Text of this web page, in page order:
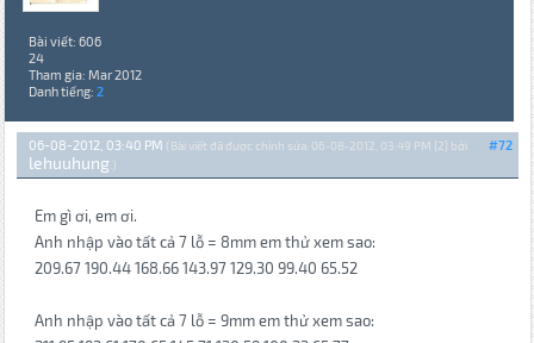
Bài viết: 606
24
Tham gia: Mar 2012
Danh tiếng: 2
#72
06-08-2012, 03:40 PM (Bài viết đã được chỉnh sửa: 06-08-2012, 03:49 PM {2} bởi
lehuuhung.)
Em gì ơi, em ơi.
Anh nhập vào tất cả 7 lỗ = 8mm em thử xem sao:
209.67 190.44 168.66 143.97 129.30 99.40 65.52
Anh nhập vào tất cả 7 lỗ = 9mm em thử xem sao: